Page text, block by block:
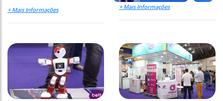
+ Mais Informações + Mais Informações